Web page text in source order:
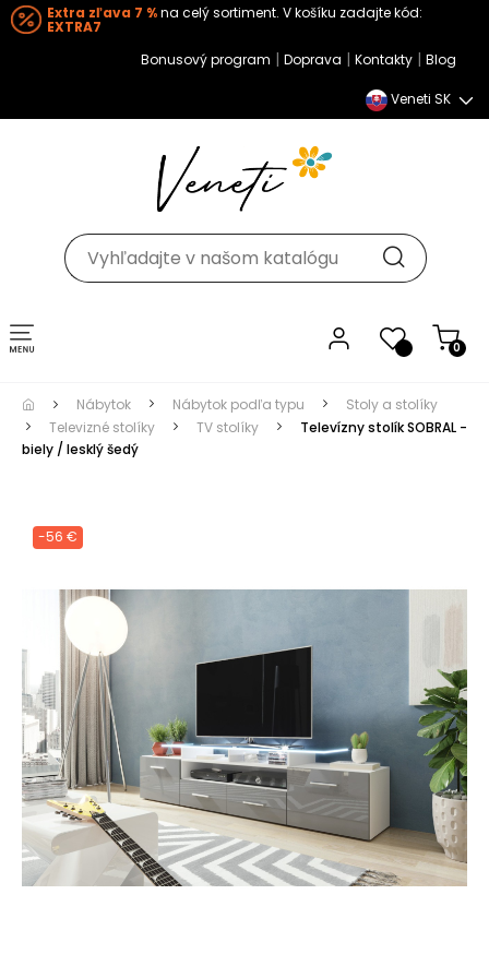
Extra zľava 7 %na celý sortiment. V košíku zadajte kód:
EXTRA7
Bonusový program | Doprava | Kontakty | Blog
Veneti SK
0
Toggle navigation
Nábytok Nábytok podľa typu
Stoly a stolíky
Televizné stolíky
TV stolíky
Televízny stolík SOBRAL -
biely / lesklý šedý
-56 €
ochrana súkromia
Tento web ukladá v súlade so zákonmi na vaše zariadenie
súbory cookies. Cookies súbory používame na personalizáciu
obsahu a reklám a tiež na analytické účely. Odsúhlaste prosím
ich nastavenia pre ďalšie používanie webu a taktiež pre využitie,
odovzdanie a zobrazenie cielenej reklamy na sociálnych a
reklamných sieťach vrátane ďalších webov. Viac o cookies.
Viac o cookies.
Prijať všetky súbory cookie